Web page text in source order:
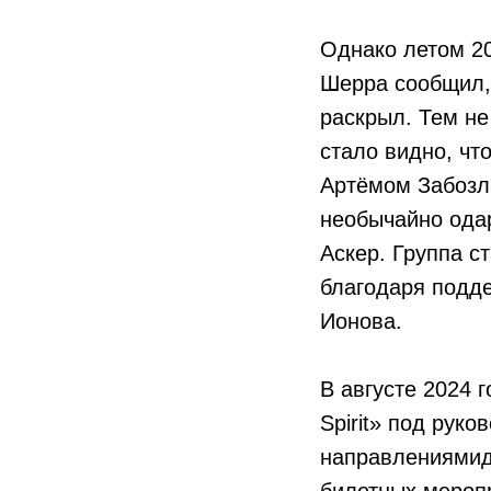
Однако летом
Шерра сообщил,
раскрыл. Тем
стало видно,
Артёмом
необычайно
Аскер. Группа
благодаря
Ионова.
В августе 2024
Spirit» под